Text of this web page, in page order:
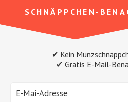
SCHNÄPPCHEN-
✔ Kein
✔ Gratis E-Mail-